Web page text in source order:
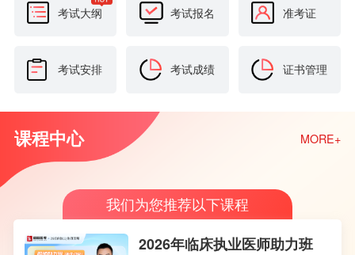
考试大纲 考试报名 准考证
考试安排 考试成绩 证书管理
课程中心 MORE+
我们为您推荐以下课程
2026年临床执业医师助力班